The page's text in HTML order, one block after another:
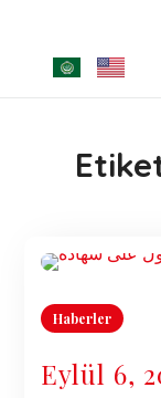
Haberler
Eylül 6,